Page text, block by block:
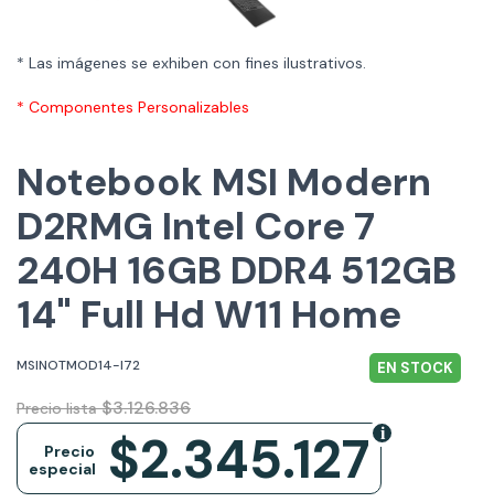
* Las imágenes se exhiben con fines ilustrativos.
* Componentes Personalizables
Notebook MSI Modern
D2RMG Intel Core 7
240H 16GB DDR4 512GB
14" Full Hd W11 Home
MSINOTMOD14-I72 EN STOCK
Precio lista $3.126.836
$2.345.127
Precio
especial